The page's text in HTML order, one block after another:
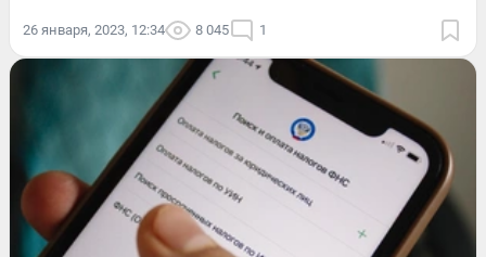
26 января, 2023, 12:34 8 045 1